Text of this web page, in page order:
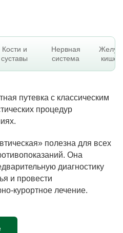
Кости и
суставы
Нервная
система
путевка с классическим
процедур
полезна для всех
Она
диагностику
и провести
курортное лечение.